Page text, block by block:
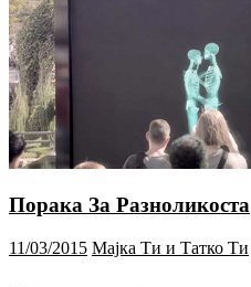
Порака За Разноликоста
11/03/2015 Мајка Ти и Татко Ти